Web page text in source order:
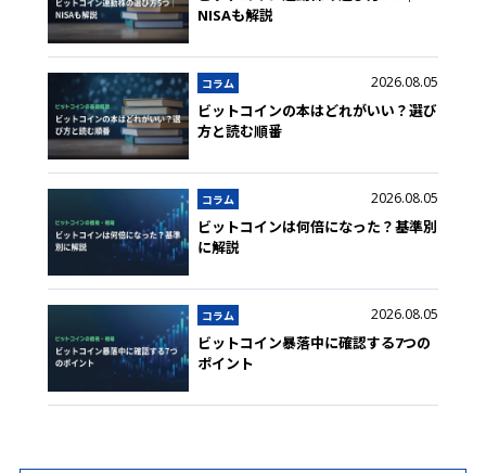
NISAも解説
コラム 2026.08.05
ビットコインの本はどれがいい？選び
方と読む順番
コラム 2026.08.05
ビットコインは何倍になった？基準別
に解説
コラム 2026.08.05
ビットコイン暴落中に確認する7つの
ポイント